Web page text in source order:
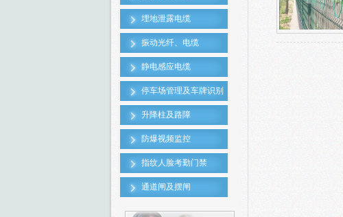
埋地泄露电缆
振动光纤、电缆
静电感应电缆
停车场管理及车牌识别
升降柱及路障
防爆视频监控
指纹人脸考勤门禁
通道闸及摆闸